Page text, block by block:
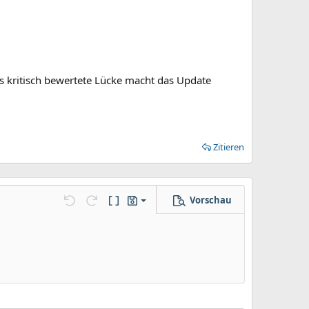
bewertete Lücke macht das Update
Zitieren
Rückgängig
Wiederholen
BBCode umschalten
Entwürfe
Entwurf speichern
Vorschau